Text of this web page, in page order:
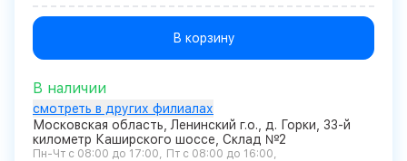
В корзину
В наличии
смотреть в других филиалах
Московская область, Ленинский г.о., д. Горки, 33-й
километр Каширского шоссе, Склад №2
Пн-Чт с 08:00 до 17:00
Пт с 08:00 до 16:00